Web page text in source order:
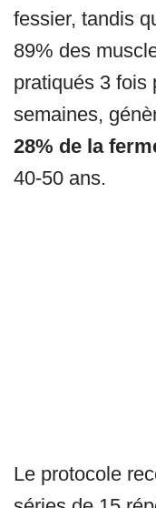
fessier, tandis
89% des
pratiqués 3 fois
semaines,
28% de la
40-50 ans.
Le protocole